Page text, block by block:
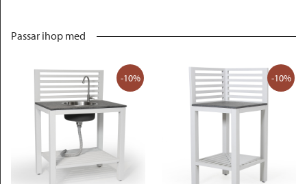
Passar ihop med
-10% -10%